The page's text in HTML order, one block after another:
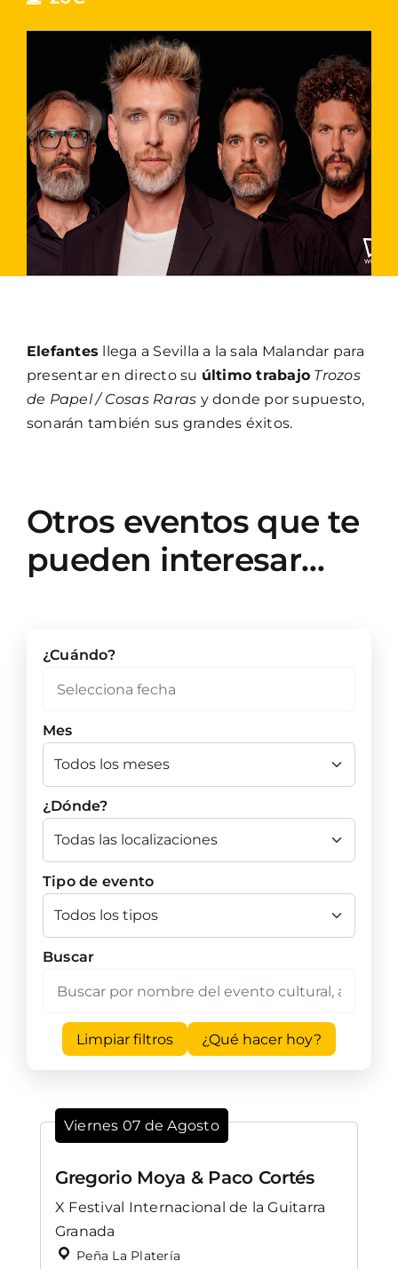
Elefantes llega a Sevilla a la sala Malandar para
presentar en directo su último trabajo Trozos
de Papel / Cosas Raras y donde por supuesto,
sonarán también sus grandes éxitos.
Otros eventos que te
pueden interesar…
¿Cuándo?
Mes
¿Dónde?
Tipo de evento
Buscar
Limpiar filtros ¿Qué hacer hoy?
Viernes 07 de Agosto
Gregorio Moya & Paco Cortés
X Festival Internacional de la Guitarra
Granada
Peña La Platería